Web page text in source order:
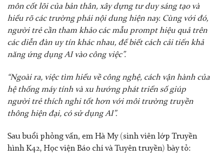
môn cốt lõi của bản thân, xây dựng tư duy sáng tạo và
hiểu rõ các trường phái nội dung hiện nay. Cùng với đó,
người trẻ cần tham khảo các mẫu prompt hiệu quả trên
các diễn đàn uy tín khác nhau, để biết cách cải tiến khả
năng ứng dụng AI vào công việc”.
“Ngoài ra, việc tìm hiểu về công nghệ, cách vận hành của
hệ thống máy tính và xu hướng phát triển số giúp
người trẻ thích nghi tốt hơn với môi trường truyền
thông hiện đại, có sử dụng AI”.
Sau buổi phỏng vấn, em Hà My (sinh viên lớp Truyền
hình K42, Học viện Báo chí và Tuyên truyền) bày tỏ: